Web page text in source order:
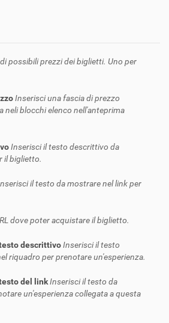
possibili prezzi dei biglietti. Uno per
Inserisci una fascia di prezzo
neli blocchi elenco nell'anteprima
Inserisci il testo descrittivo da
il biglietto.
il testo da mostrare nel link per
dove poter acquistare il biglietto.
descrittivoInserisci il testo
riquadro per prenotare un'esperienza.
del linkInserisci il testo da
un'esperienza collegata a questa